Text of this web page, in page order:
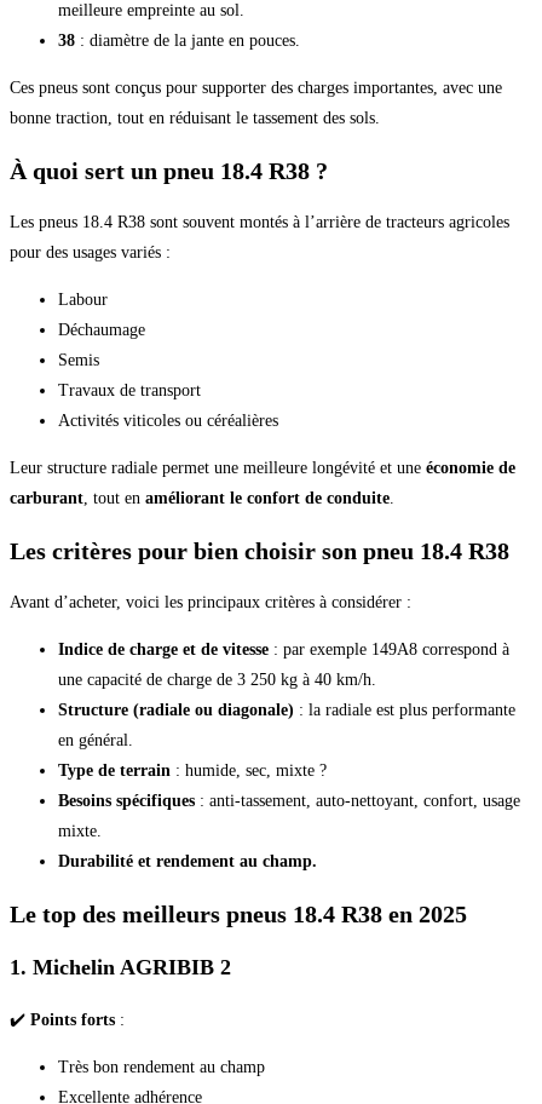
meilleure empreinte au sol.
38 : diamètre de la jante en pouces.
Ces pneus sont conçus pour supporter des charges importantes, avec une
bonne traction, tout en réduisant le tassement des sols.
À quoi sert un pneu 18.4 R38 ?
Les pneus 18.4 R38 sont souvent montés à l’arrière de tracteurs agricoles
pour des usages variés :
Labour
Déchaumage
Semis
Travaux de transport
Activités viticoles ou céréalières
Leur structure radiale permet une meilleure longévité et une économie de
carburant, tout en améliorant le confort de conduite.
Les critères pour bien choisir son pneu 18.4 R38
Avant d’acheter, voici les principaux critères à considérer :
Indice de charge et de vitesse : par exemple 149A8 correspond à
une capacité de charge de 3 250 kg à 40 km/h.
Structure (radiale ou diagonale) : la radiale est plus performante
en général.
Type de terrain : humide, sec, mixte ?
Besoins spécifiques : anti-tassement, auto-nettoyant, confort, usage
mixte.
Durabilité et rendement au champ.
Le top des meilleurs pneus 18.4 R38 en 2025
1. Michelin AGRIBIB 2
✔️ Points forts :
Très bon rendement au champ
Excellente adhérence